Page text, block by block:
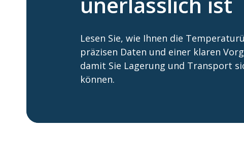
Lesen Sie, wie Ihnen die
präzisen Daten und einer klaren
damit Sie Lagerung und Transport
können.